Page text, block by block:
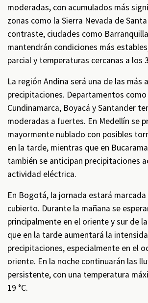
moderadas, con acumulados más
zonas como la Sierra Nevada de
contraste, ciudades como
mantendrán condiciones más
parcial y temperaturas cercanas a los
La región Andina será una de las más
precipitaciones. Departamentos
Cundinamarca, Boyacá y Santander
moderadas a fuertes. En Medellín se
mayormente nublado con posibles
en la tarde, mientras que en
también se anticipan precipitaciones
actividad eléctrica.
En Bogotá, la jornada estará
cubierto. Durante la mañana se
principalmente en el oriente y sur de
que en la tarde aumentará la
precipitaciones, especialmente en el
oriente. En la noche continuarán las
persistente, con una temperatura
19 °C.